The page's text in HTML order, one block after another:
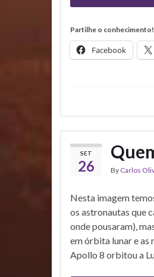
Partilhe o conhecimento!
Facebook
SET
26 By Carlos
Nesta imagem
os astronautas que
onde pousaram),
em órbita lunar e as
Apollo 8 orbitou a